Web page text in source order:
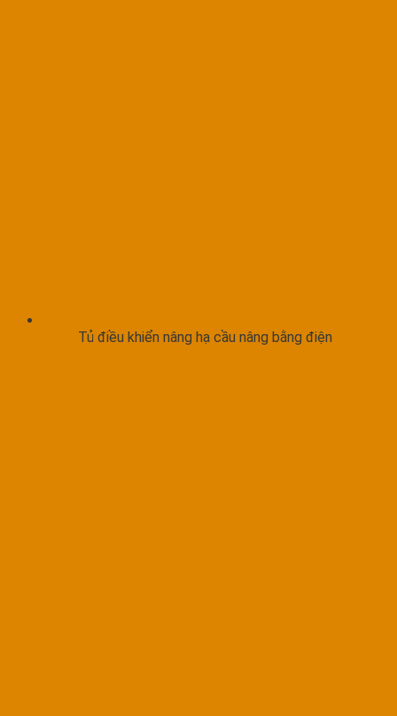
Tủ điều khiển nâng hạ cầu nâng bằng điện